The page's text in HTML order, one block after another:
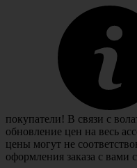
покупатели! В связи с
обновление цен на весь
цены могут не
оформления заказа с вами